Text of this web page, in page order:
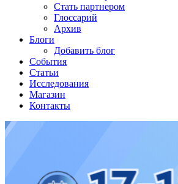
Стать партнером
Глоссарий
Архив
Блоги
Добавить блог
События
Статьи
Исследования
Магазин
Контакты